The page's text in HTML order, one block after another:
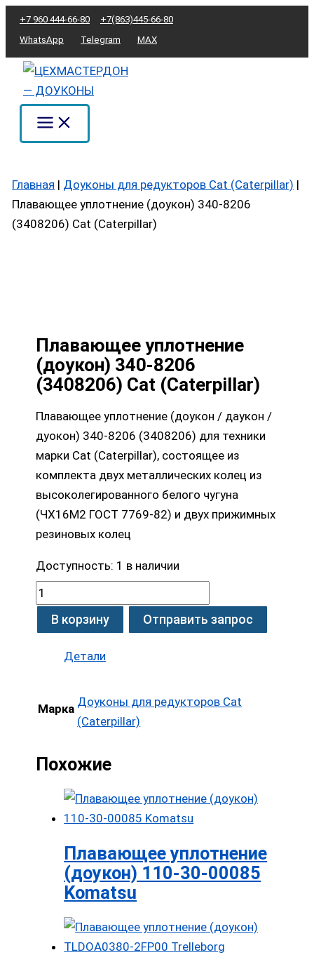
Перейти
содержимому
+7 960 444-66-80
+7(863)445-66-80
WhatsApp
Telegram MAX
Главная | Доуконы для редукторов Cat (Caterpillar) |
Плавающее уплотнение (доукон) 340-8206
(3408206) Cat (Caterpillar)
Плавающее уплотнение
(доукон) 340-8206
(3408206) Cat (Caterpillar)
Плавающее уплотнение (доукон / даукон /
дуокон) 340-8206 (3408206) для техники
марки Cat (Caterpillar), состоящее из
комплекта двух металлических колец из
высоколегированного белого чугуна
(ЧХ16М2 ГОСТ 7769-82) и двух прижимных
резиновых колец
Доступность: 1 в наличии
Количество
Плавающее
уплотнение
(доукон)
340-
8206
(3408206)
(Caterpillar)
В корзину Отправить запрос
Детали
Марка Доуконы для редукторов Cat
(Caterpillar)
Похожие
Плавающее уплотнение
(доукон) 110-30-00085
Komatsu